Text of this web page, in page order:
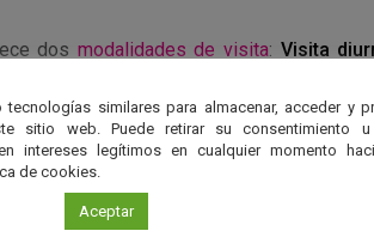
dos modalidades de visita: Visita
de visita:
«Astrónomo por una
similares para almacenar, acceder y
sitio web. Puede retirar su consentimiento u
intereses legítimos en cualquier momento
de cookies.
Aceptar